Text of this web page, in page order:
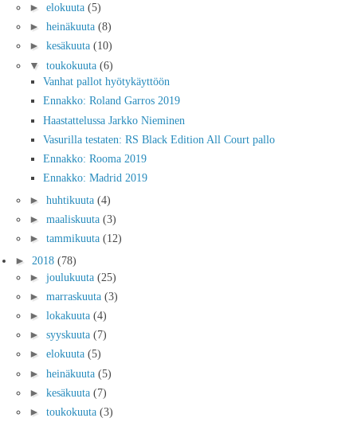
► elokuuta (5)
► heinäkuuta (8)
► kesäkuuta (10)
▼ toukokuuta (6)
Vanhat pallot hyötykäyttöön
Ennakko: Roland Garros 2019
Haastattelussa Jarkko Nieminen
Vasurilla testaten: RS Black Edition All Court pallo
Ennakko: Rooma 2019
Ennakko: Madrid 2019
► huhtikuuta (4)
► maaliskuuta (3)
► tammikuuta (12)
► 2018 (78)
► joulukuuta (25)
► marraskuuta (3)
► lokakuuta (4)
► syyskuuta (7)
► elokuuta (5)
► heinäkuuta (5)
► kesäkuuta (7)
► toukokuuta (3)